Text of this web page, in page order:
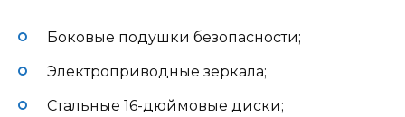
Боковые подушки безопасности;
Электроприводные зеркала;
Стальные 16-дюймовые диски;